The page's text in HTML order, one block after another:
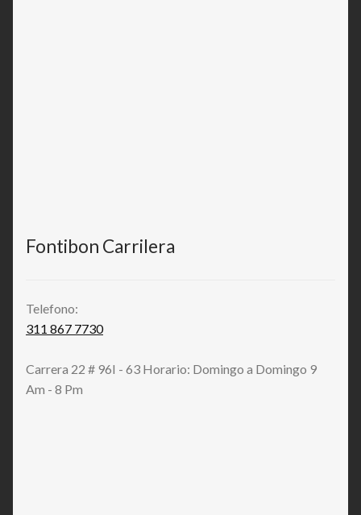
Fontibon Carrilera
Telefono:
311 867 7730
Carrera 22 # 96I - 63 Horario: Domingo a Domingo 9
Am - 8 Pm